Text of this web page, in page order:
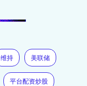
维持 美联储
平台配资炒股